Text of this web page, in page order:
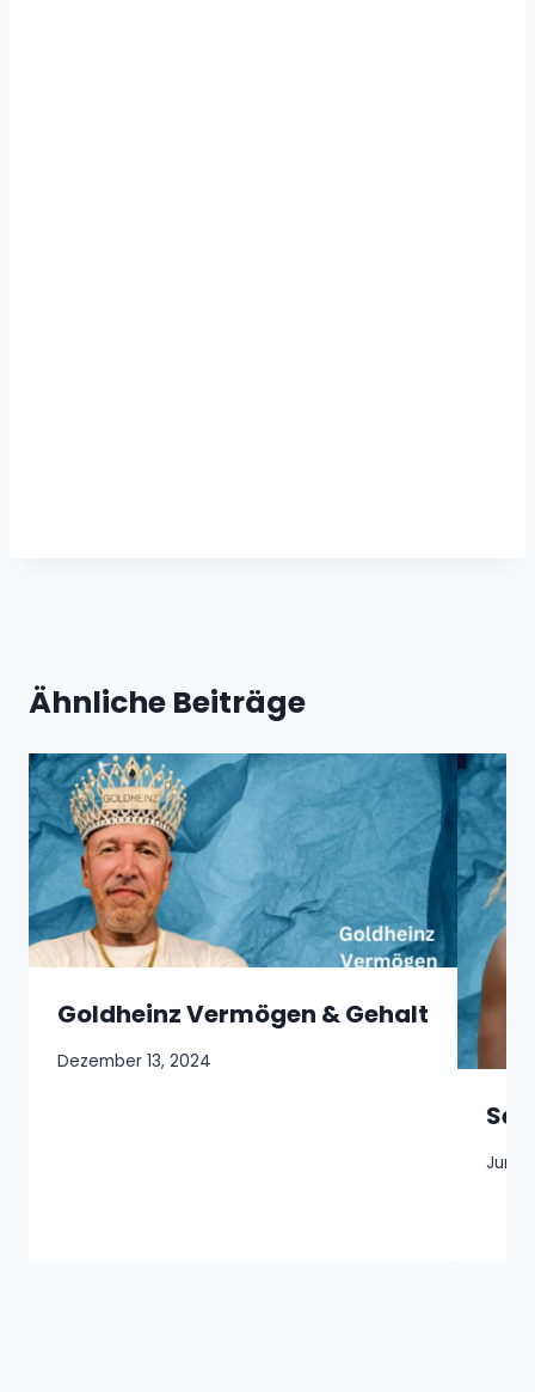
Ähnliche Beiträge
Goldheinz Vermögen & Gehalt
Dezember 13, 2024
Juni